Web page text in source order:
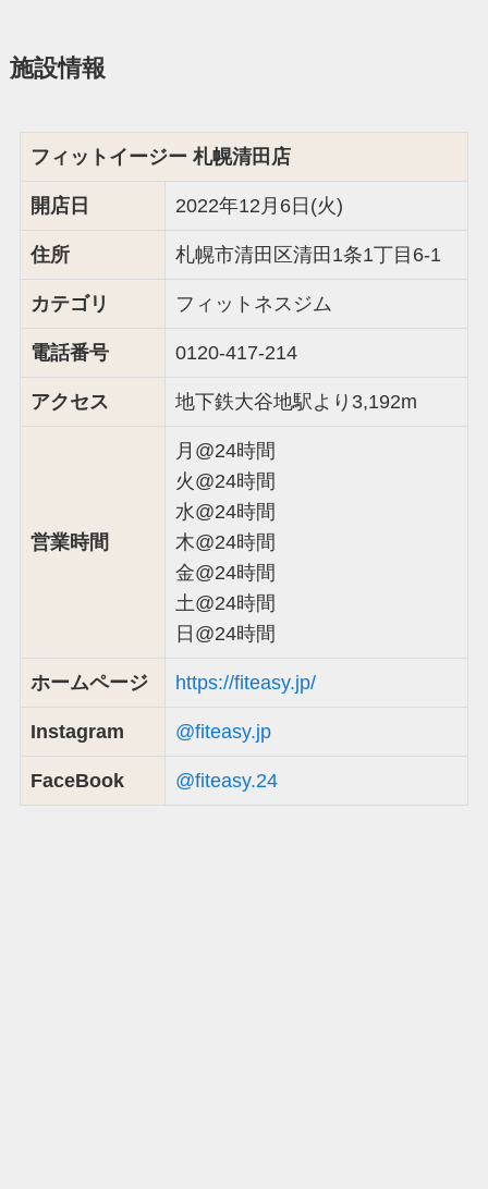
施設情報
フィットイージー 札幌清田店
開店日 2022年12月6日(火)
住所 札幌市清田区清田1条1丁目6-1
カテゴリ フィットネスジム
電話番号 0120-417-214
アクセス 地下鉄大谷地駅より3,192m
営業時間
月@24時間
火@24時間
水@24時間
木@24時間
金@24時間
土@24時間
日@24時間
ホームページ https://fiteasy.jp/
Instagram @fiteasy.jp
FaceBook @fiteasy.24